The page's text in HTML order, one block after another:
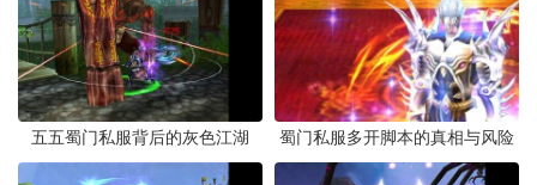
五五蜀门私服背后的灰色江湖 蜀门私服多开脚本的真相与风险